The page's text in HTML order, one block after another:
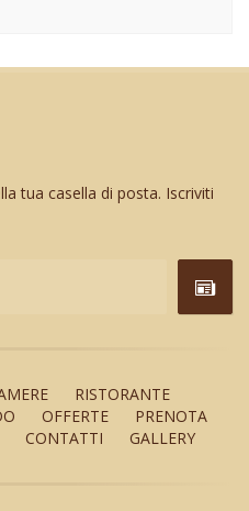
tua casella di posta. Iscriviti
RISTORANTE
OFFERTE
PRENOTA
CONTATTI GALLERY